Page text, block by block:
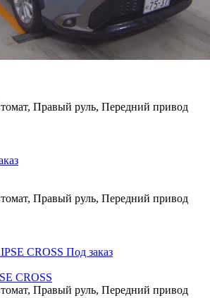
Правый руль, Передний привод
Правый руль, Передний привод
Под заказ
CROSS
Правый руль, Передний привод